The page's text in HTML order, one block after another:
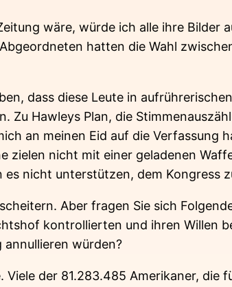
wäre, würde ich alle ihre
hatten die Wahl
dass diese Leute in
Zu Hawleys Plan, die
an meinen Eid auf die Verfassung
zielen nicht mit einer geladenen
nicht unterstützen, dem Kongress
Aber fragen Sie sich
kontrollierten und ihren Willen
annullieren würden?
der 81.283.485 Amerikaner,